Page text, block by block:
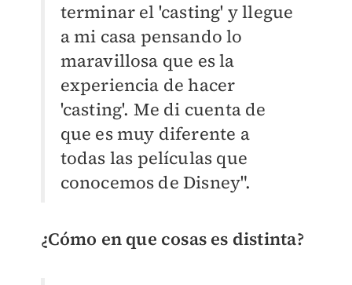
terminar el 'casting' y llegue
a mi casa pensando lo
maravillosa que es la
experiencia de hacer
'casting'. Me di cuenta de
que es muy diferente a
todas las películas que
conocemos de Disney".
¿Cómo en que cosas es distinta?